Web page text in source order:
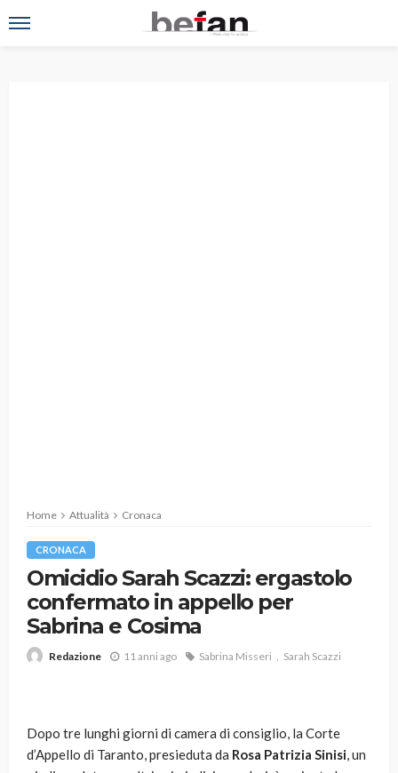
Home Attualità Cronaca
CRONACA
Omicidio Sarah Scazzi: ergastolo
confermato in appello per
Sabrina e Cosima
Redazione 11 anni ago Sabrina Misseri Sarah Scazzi
Dopo tre lunghi giorni di camera di consiglio, la Corte
d’Appello di Taranto, presieduta da Rosa Patrizia Sinisi, un